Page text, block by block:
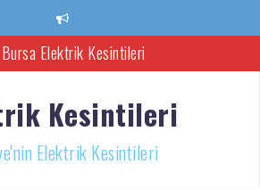
Bursa Elektrik Kesintileri
Elektrik Kesintileri Haber Kaynağı
İzmir Elektrik Kesintisi
Kesintileri
Elektrik Kesintileri